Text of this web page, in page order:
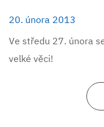
20. února 2013
Ve středu 27. února
velké věci!